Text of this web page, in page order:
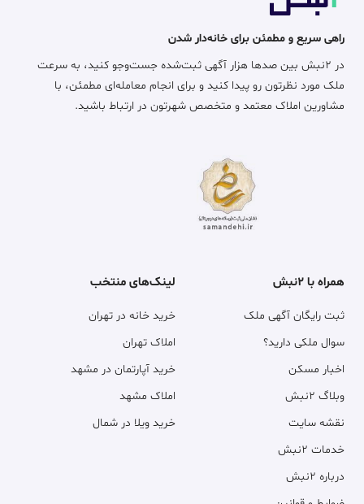
راهی سریع و مطمئن برای خانه‌دار شدن
در ۲نبش بین صدها هزار آگهی ثبت‌شده جست‌وجو کنید، به سرعت
ملک مورد نظرتون رو پیدا کنید و برای انجام معامله‌ای مطمئن، با
مشاورین املاک معتمد و متخصص شهرتون در ارتباط باشید.
همراه با ۲نبش
ثبت رایگان آگهی ملک
سوال ملکی دارید؟
اخبار مسکن
وبلاگ ۲نبش
نقشه سایت
خدمات ۲نبش
درباره ۲نبش
لینک‌های منتخب
خرید خانه در تهران
املاک تهران
خرید آپارتمان در مشهد
املاک مشهد
خرید ویلا در شمال